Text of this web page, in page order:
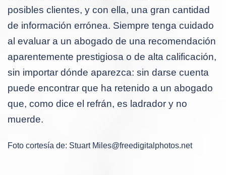
posibles clientes, y con ella, una gran cantidad
de información errónea. Siempre tenga cuidado
al evaluar a un abogado de una recomendación
aparentemente prestigiosa o de alta calificación,
sin importar dónde aparezca: sin darse cuenta
puede encontrar que ha retenido a un abogado
que, como dice el refrán, es ladrador y no
muerde.
Foto cortesía de: Stuart Miles@freedigitalphotos.net